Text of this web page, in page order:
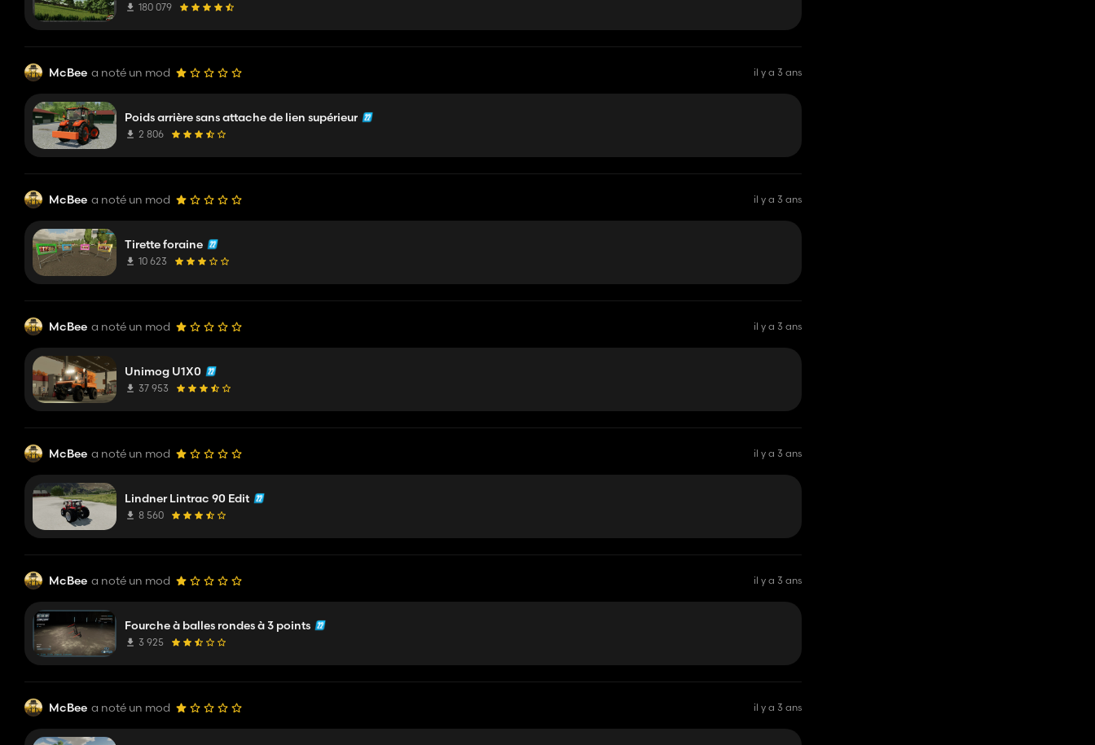
180 079
McBee a noté un mod il y a 3 ans
Poids arrière sans attache de lien supérieur
2 806
McBee a noté un mod il y a 3 ans
Tirette foraine
10 623
McBee a noté un mod il y a 3 ans
Unimog U1X0
37 953
McBee a noté un mod il y a 3 ans
Lindner Lintrac 90 Edit
8 560
McBee a noté un mod il y a 3 ans
Fourche à balles rondes à 3 points
3 925
McBee a noté un mod il y a 3 ans